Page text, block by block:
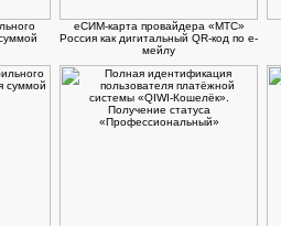
еСИМ-карта провайдера «МТС»
Россия как дигитальный QR-код по е-
мейлу